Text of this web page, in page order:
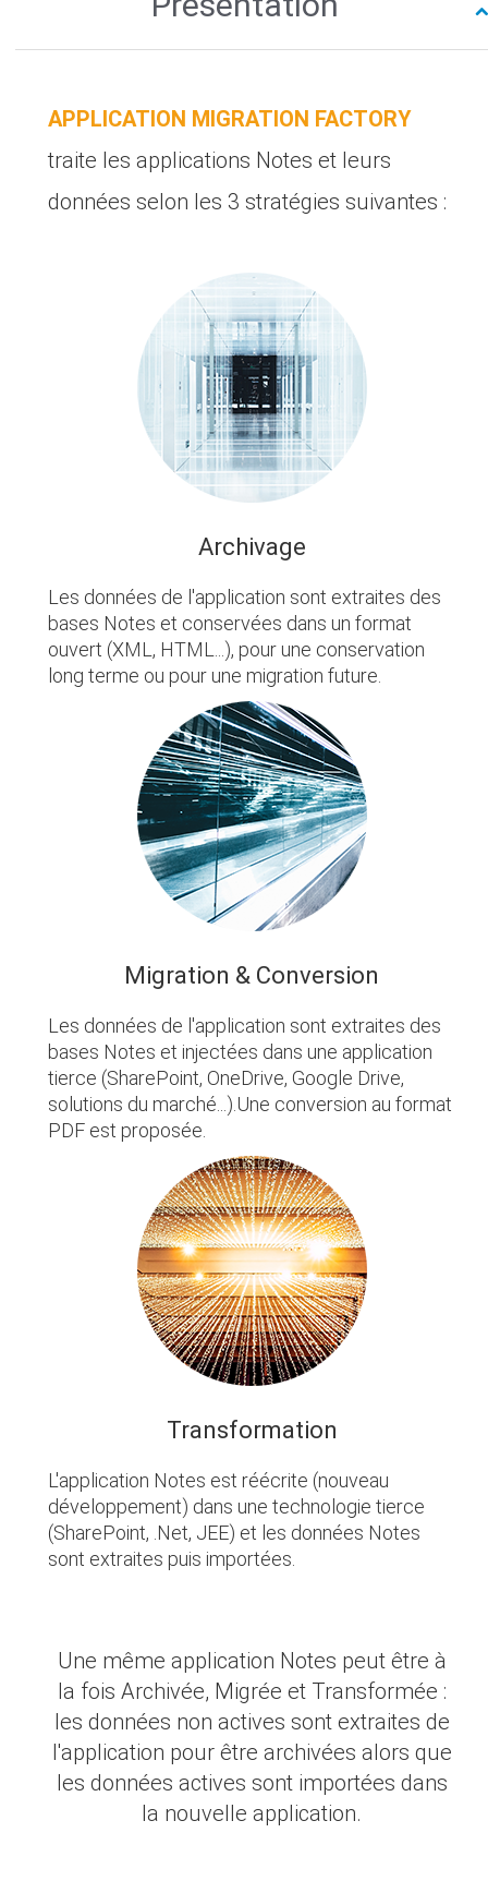
APPLICATION MIGRATION FACTORY
traite les applications Notes et leurs
données selon les 3 stratégies suivantes :
Archivage
Les données de l'application sont extraites des
bases Notes et conservées dans un format
ouvert (XML, HTML...), pour une conservation
long terme ou pour une migration future.
Migration & Conversion
Les données de l'application sont extraites des
bases Notes et injectées dans une application
tierce (SharePoint, OneDrive, Google Drive,
solutions du marché...).Une conversion au format
PDF est proposée.
Transformation
L'application Notes est réécrite (nouveau
développement) dans une technologie tierce
(SharePoint, .Net, JEE) et les données Notes
sont extraites puis importées.
Une même application Notes peut être à
la fois Archivée, Migrée et Transformée :
les données non actives sont extraites de
l'application pour être archivées alors que
les données actives sont importées dans
la nouvelle application.